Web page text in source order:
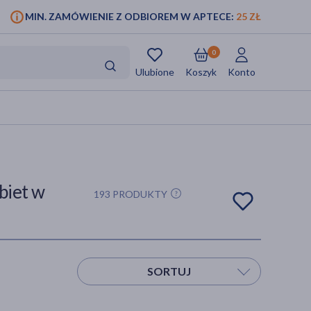
MIN. ZAMÓWIENIE Z ODBIOREM W APTECE: 25 ZŁ
Ulubione Koszyk
0
Konto
w
193 PRODUKTY
SORTUJ